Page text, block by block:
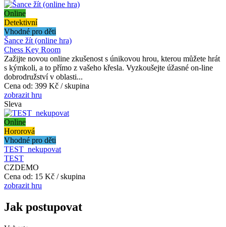
Online
Detektivní
Vhodné pro děti
Šance žít (online hra)
Chess Key Room
Zažijte novou online zkušenost s únikovou hrou, kterou můžete hrát
s kýmkoli, a to přímo z vašeho křesla. Vyzkoušejte úžasné on-line
dobrodružství v oblasti...
Cena od: 399 Kč / skupina
zobrazit hru
Sleva
Online
Hororová
Vhodné pro děti
TEST_nekupovat
TEST
CZDEMO
Cena od: 15 Kč / skupina
zobrazit hru
Jak postupovat